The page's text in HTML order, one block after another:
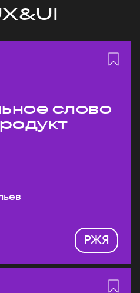
слово
РЖЯ